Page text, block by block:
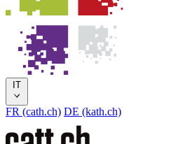
IT
FR (cath.ch) DE (kath.ch)